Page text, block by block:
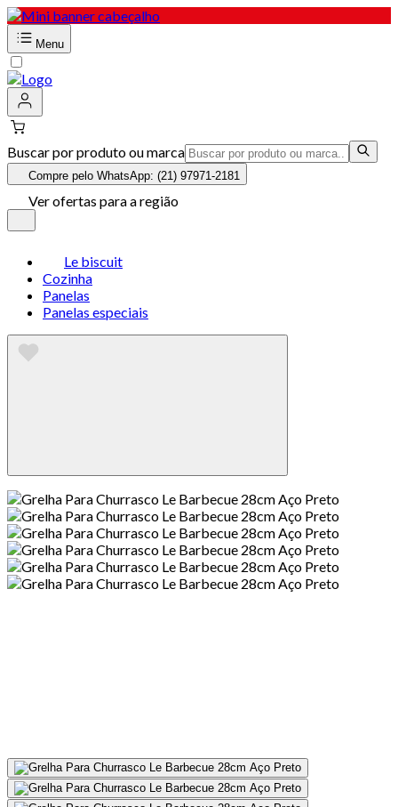
Menu
Buscar por produto ou marca
Compre pelo WhatsApp: (21) 97971-2181
Ver ofertas para a região
Le biscuit
Cozinha
Panelas
Panelas especiais